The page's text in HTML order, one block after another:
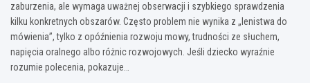
zaburzenia, ale wymaga uważnej obserwacji i szybkiego sprawdzenia
kilku konkretnych obszarów. Często problem nie wynika z „lenistwa do
mówienia”, tylko z opóźnienia rozwoju mowy, trudności ze słuchem,
napięcia oralnego albo różnic rozwojowych. Jeśli dziecko wyraźnie
rozumie polecenia, pokazuje…